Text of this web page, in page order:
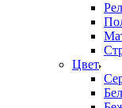
Цвет